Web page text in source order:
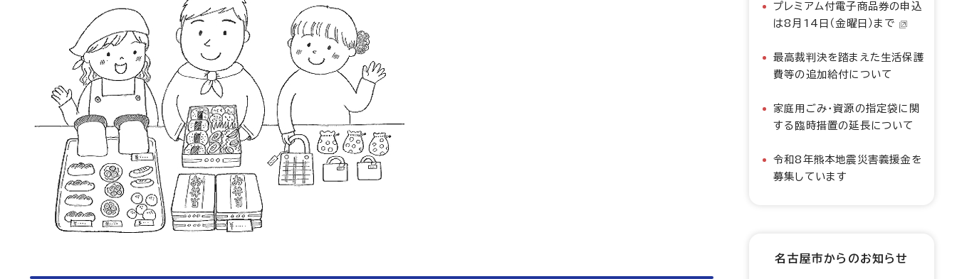
プレミアム付電子商品券の申込
は8月14日（金曜日）まで
最高裁判決を踏まえた生活保護
費等の追加給付について
家庭用ごみ・資源の指定袋に関
する臨時措置の延長について
令和8年熊本地震災害義援金を
募集しています
名古屋市からのお知らせ